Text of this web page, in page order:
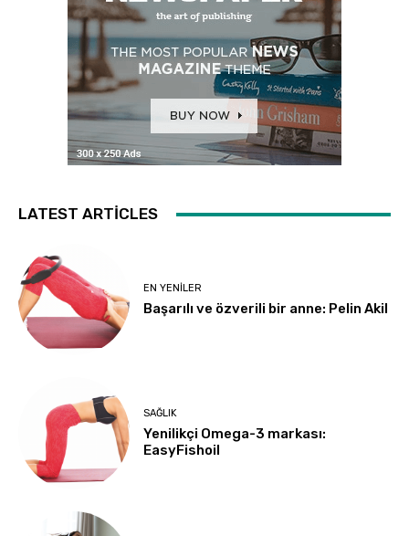
LATEST ARTICLES
EN YENILER
Başarılı ve özverili bir anne: Pelin Akil
SAĞLIK
Yenilikçi Omega-3 markası:
EasyFishoil